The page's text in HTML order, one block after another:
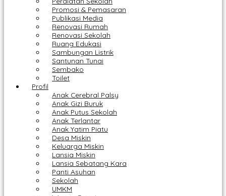
Promosi & Pemasaran
Publikasi Media
Renovasi Rumah
Renovasi Sekolah
Ruang Edukasi
Sambungan Listrik
Santunan Tunai
Sembako
Toilet
Profil
Anak Cerebral Palsy
Anak Gizi Buruk
Anak Putus Sekolah
Anak Terlantar
Anak Yatim Piatu
Desa Miskin
Keluarga Miskin
Lansia Miskin
Lansia Sebatang Kara
Panti Asuhan
Sekolah
UMKM